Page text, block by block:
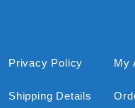
Privacy Policy
Shipping Details
My